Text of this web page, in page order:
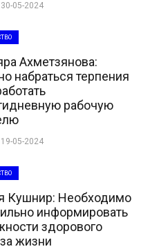
05-2024
Ахметзянова:
набраться терпения
рабочую
05-2024
Кушнир: Необходимо
информировать
здорового
жизни